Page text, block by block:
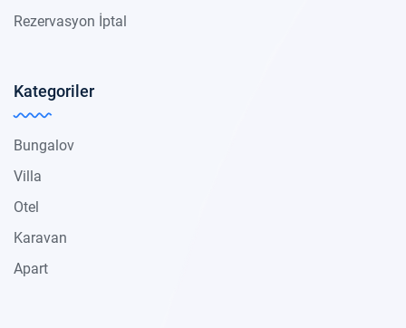
Rezervasyon İptal
Kategoriler
Bungalov
Villa
Otel
Karavan
Apart